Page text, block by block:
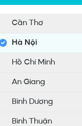
Cần Thơ
Hà Nội
Hồ Chí Minh
An Giang
Bình Dương
Bình Thuận